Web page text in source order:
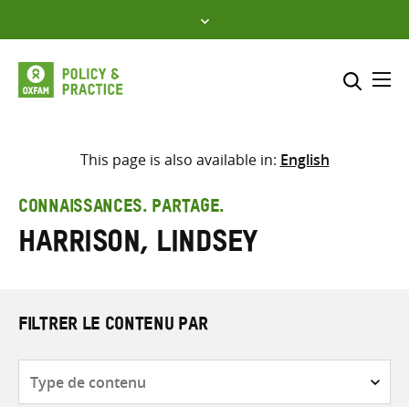
to
content
Sélectionner l’emplacement
Saisir
les
termes
This page is also available in: English
CONNAISSANCES. PARTAGE.
Harrison, Lindsey
FILTRER LE CONTENU PAR